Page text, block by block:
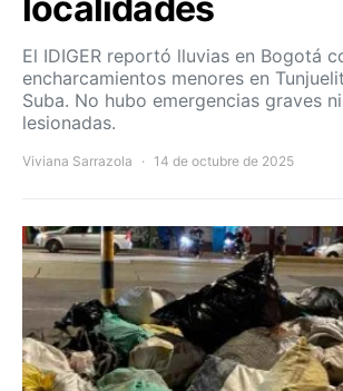
localidades
El IDIGER reportó lluvias en Bogotá
encharcamientos menores en
Suba. No hubo emergencias graves
lesionadas.
Viviana Sarrazola 14 de octubre de 2025